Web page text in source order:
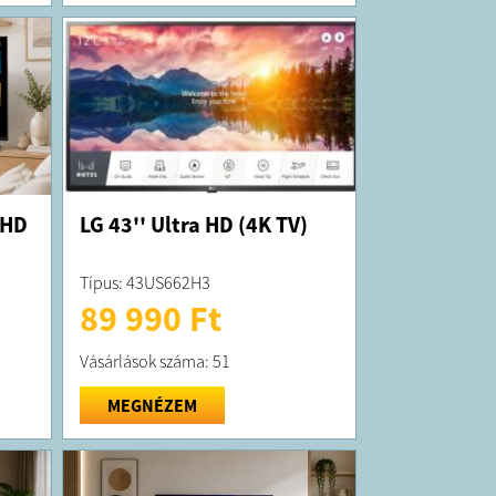
keresztül keressen
filmeket.
kompatibilis eszközökön keresztül
Alexát is.
csomagolva.
csomagolás és anyagok.
a nagyszerű kép és hang tekintetében
hanem egyúttal a jövőbe való
FSC tanúsítvánnyal rendelkező
a nyomtatáshoz pedig
papírt használunk. Karcsú, vonzó
belső térbe belesimul.
szürke lábak olyan hatást keltenek,
lebegne.
késleltetés bármely konzolon.
játékokat?
automatikusan bekapcsol
bemeneti késleltetés beállítás, amely
játékot biztosít még akkor is, amikor az
felgyorsulnak.
LG 43'' Ultra HD (4K TV)
Típus: 43US662H3
89 990 Ft
Vásárlások száma: 51
MEGNÉZEM